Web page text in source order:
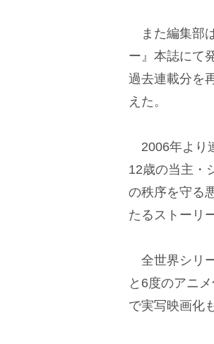
また編集部
ー』本誌にて
過去連載分を
えた。
2006年より
12歳の当主・
の秩序を守る
たるストーリ
全世界シリ
と6度のアニ
で実写映画化